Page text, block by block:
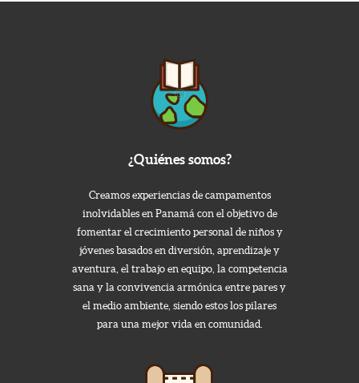
¿Quiénes somos?
Creamos experiencias de campamentos
inolvidables en Panamá con el objetivo de
fomentar el crecimiento personal de niños y
jóvenes basados en diversión, aprendizaje y
aventura, el trabajo en equipo, la competencia
sana y la convivencia armónica entre pares y
el medio ambiente, siendo estos los pilares
para una mejor vida en comunidad.